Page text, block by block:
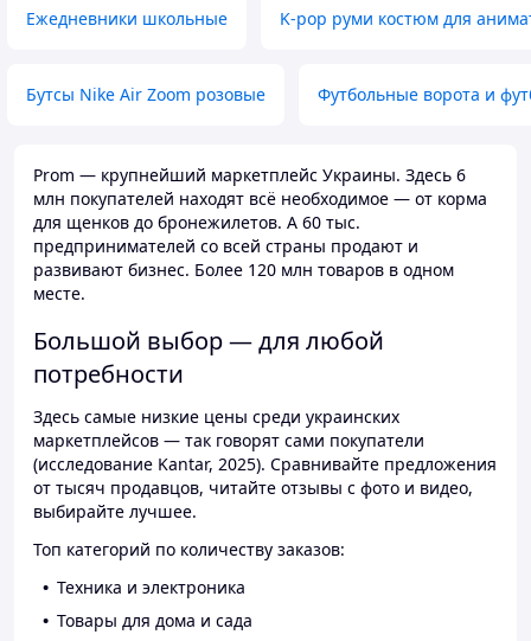
Ежедневники школьные K-pop руми костюм для
Бутсы Nike Air Zoom розовые Футбольные ворота и
Prom — крупнейший маркетплейс Украины. Здесь 6
млн покупателей находят всё необходимое — от корма
для щенков до бронежилетов. А 60 тыс.
предпринимателей со всей страны продают и
развивают бизнес. Более 120 млн товаров в одном
месте.
Большой выбор — для любой
потребности
Здесь самые низкие цены среди украинских
маркетплейсов — так говорят сами покупатели
(исследование Kantar, 2025). Сравнивайте предложения
от тысяч продавцов, читайте отзывы с фото и видео,
выбирайте лучшее.
Топ категорий по количеству заказов:
Техника и электроника
Товары для дома и сада